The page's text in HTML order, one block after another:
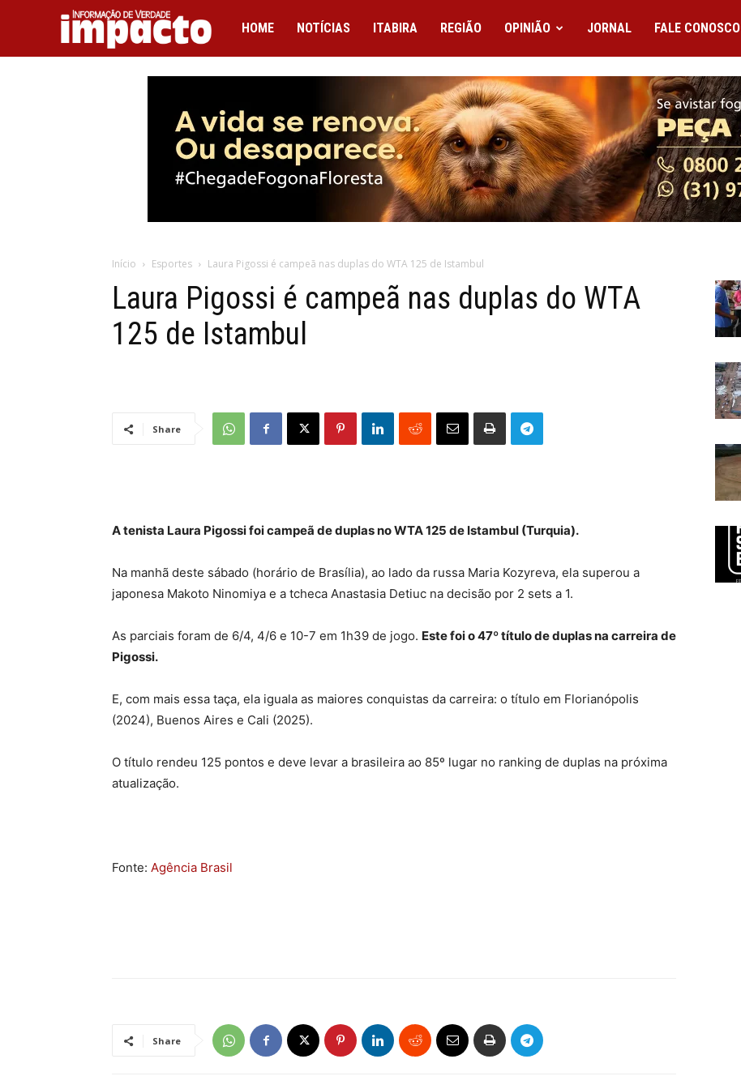
IMPACTO
HOME NOTÍCIAS ITABIRA REGIÃO OPINIÃO JORNAL FALE CONOSCO
Início Esportes Laura Pigossi é campeã nas duplas do WTA 125 de Istambul
Laura Pigossi é campeã nas duplas do WTA
125 de Istambul
Share
A tenista Laura Pigossi foi campeã de duplas no WTA 125 de Istambul (Turquia).
Na manhã deste sábado (horário de Brasília), ao lado da russa Maria Kozyreva, ela superou a
japonesa Makoto Ninomiya e a tcheca Anastasia Detiuc na decisão por 2 sets a 1.
As parciais foram de 6/4, 4/6 e 10-7 em 1h39 de jogo. Este foi o 47º título de duplas na carreira de
Pigossi.
E, com mais essa taça, ela iguala as maiores conquistas da carreira: o título em Florianópolis
(2024), Buenos Aires e Cali (2025).
O título rendeu 125 pontos e deve levar a brasileira ao 85º lugar no ranking de duplas na próxima
atualização.
Fonte: Agência Brasil
Share